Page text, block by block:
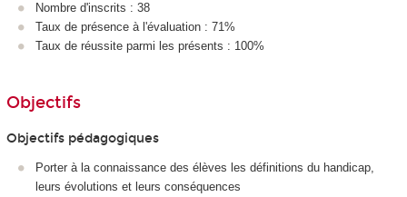
Nombre d'inscrits : 38
Taux de présence à l'évaluation : 71%
Taux de réussite parmi les présents : 100%
Objectifs
Objectifs pédagogiques
Porter à la connaissance des élèves les définitions du handicap,
leurs évolutions et leurs conséquences